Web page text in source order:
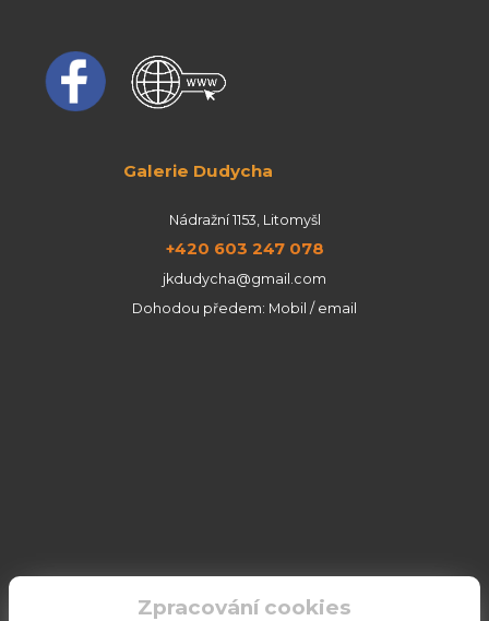
Galerie Dudycha
Nádražní 1153, Litomyšl
+420 603 247 078
jkdudycha@gmail.com
Dohodou předem: Mobil / email
Zpracování cookies